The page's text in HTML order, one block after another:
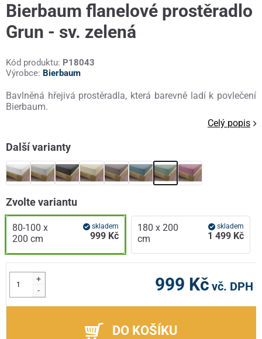
Bierbaum flanelové prostěradlo
Grun - sv. zelená
Kód produktu: P18043
Výrobce: Bierbaum
Bavlněná hřejivá prostěradla, která barevně ladí k povlečení
Bierbaum.
Celý popis
Další varianty
Zvolte variantu
80-100 x
200 cm
skladem
999 Kč
180 x 200
cm
skladem
1 499 Kč
+
-
999 Kč vč. DPH
DO KOŠÍKU